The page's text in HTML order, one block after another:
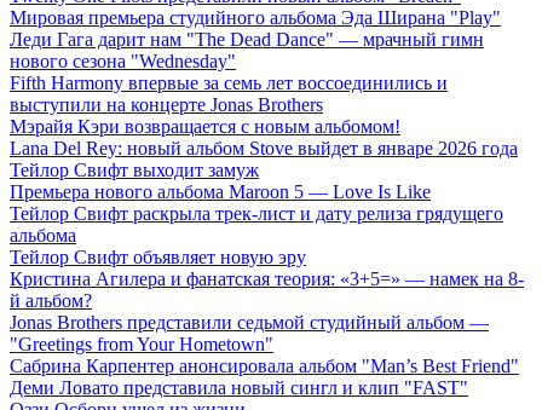
Мировая премьера студийного альбома Эда Ширана "Play"
Леди Гага дарит нам "The Dead Dance" — мрачный гимн
нового сезона "Wednesday"
Fifth Harmony впервые за семь лет воссоединились и
выступили на концерте Jonas Brothers
Мэрайя Кэри возвращается с новым альбомом!
Lana Del Rey: новый альбом Stove выйдет в январе 2026 года
Тейлор Свифт выходит замуж
Премьера нового альбома Maroon 5 — Love Is Like
Тейлор Свифт раскрыла трек-лист и дату релиза грядущего
альбома
Тейлор Свифт объявляет новую эру
Кристина Агилера и фанатская теория: «3+5=» — намек на 8-
й альбом?
Jonas Brothers представили седьмой студийный альбом —
"Greetings from Your Hometown"
Сабрина Карпентер анонсировала альбом "Man’s Best Friend"
Деми Ловато представила новый сингл и клип "FAST"